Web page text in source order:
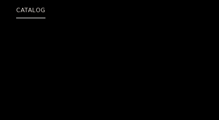
CATALOG